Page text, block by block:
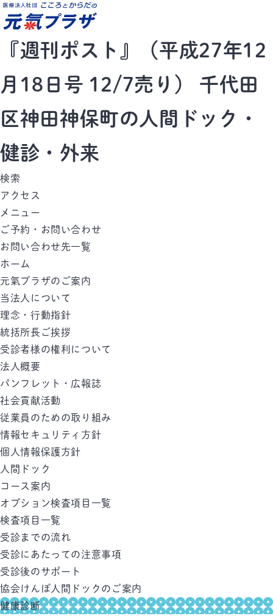
『週刊ポスト』（平成27年12
月18日号 12/7売り） 千代田
区神田神保町の人間ドック・
健診・外来
検索
アクセス
メニュー
ご予約・お問い合わせ
お問い合わせ先一覧
ホーム
元氣プラザのご案内
当法人について
理念・行動指針
統括所長ご挨拶
受診者様の権利について
法人概要
パンフレット・広報誌
社会貢献活動
従業員のための取り組み
情報セキュリティ方針
個人情報保護方針
人間ドック
コース案内
オプション検査項目一覧
検査項目一覧
受診までの流れ
受診にあたっての注意事項
受診後のサポート
協会けんぽ人間ドックのご案内
健康診断